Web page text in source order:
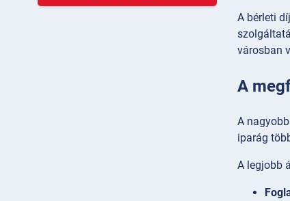
A bérleti
városban
A
A
iparág
A legjobb